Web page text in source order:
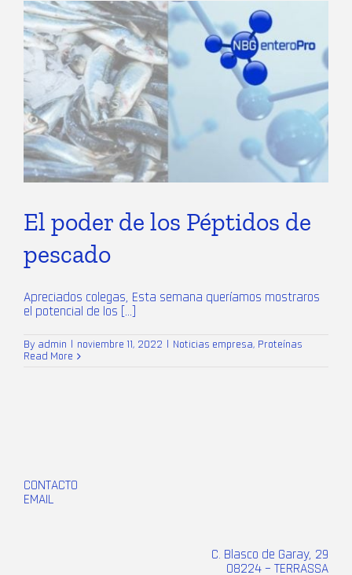
El poder de los Péptidos de
pescado
Apreciados colegas, Esta semana queríamos mostraros
el potencial de los [...]
By admin noviembre 11, 2022 Noticias empresa, Proteínas
Read More
CONTACTO
EMAIL
C. Blasco de Garay, 29
08224 – TERRASSA